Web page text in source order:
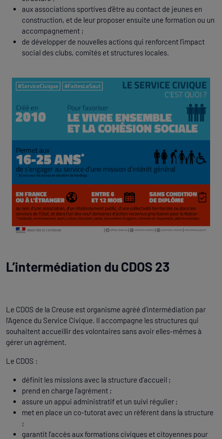
aux associations sportives d’être au contact de jeunes en
construction, et de leur proposer ensuite une formation ou un
accompagnement ;
de développer de nouvelles actions qui renforcent l’impact
social des clubs, comités et structures locales.
L’intermédiation du CDOS 23
Le CDOS de la Creuse est organisme agréé d’intermédiation par
l’Agence du Service Civique. Il accompagne les structures qui
souhaitent accueillir des volontaires sans avoir elles-mêmes à
gérer un agrément.
Le CDOS :
définit les missions avec la structure d’accueil ;
prend en charge l’agrément ;
assure un appui administratif et un suivi régulier ;
met en place un co-tutorat avec un référent dans la structure
;
garantit l’accès aux formations civiques et citoyennes pour